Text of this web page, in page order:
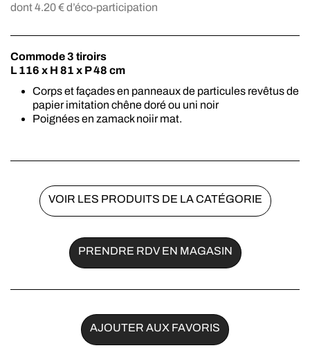
dont4.20€ d’éco-participation
Commode 3 tiroirs
L 116 x H 81 x P 48 cm
Corps et façades en panneaux de particules revêtus de
papier imitation chêne doré ou uni noir
Poignées en zamack noiir mat.
VOIR LES PRODUITS DE LA CATÉGORIE
PRENDRE RDV EN MAGASIN
AJOUTER AUX FAVORIS